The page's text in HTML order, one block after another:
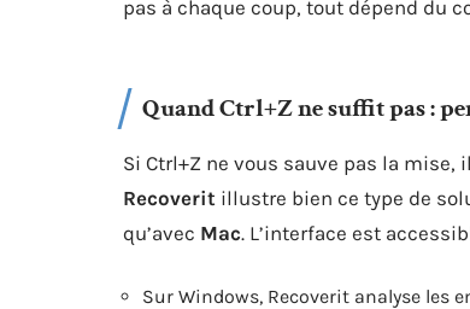
pas à chaque coup, tout dépend du
Quand Ctrl+Z ne suffit pas :
Si Ctrl+Z ne vous sauve pas la
Recoverit illustre bien ce type de
qu’avec Mac. L’interface est
Sur Windows, Recoverit analyse les